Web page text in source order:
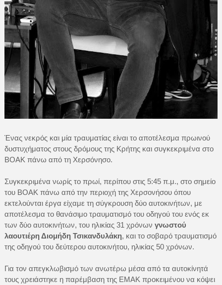
Ένας νεκρός και μία τραυματίας είναι το αποτέλεσμα πρωινού
δυστυχήματος στους δρόμους της Κρήτης και συγκεκριμένα στο
ΒΟΑΚ πάνω από τη Χερσόνησο.
Συγκεκριμένα νωρίς το πρωί, περίπου στις 5:45 π.μ., στο σημείο
του ΒΟΑΚ πάνω από την περιοχή της Χερσονήσου όπου
εκτελούνται έργα είχαμε τη σύγκρουση δύο αυτοκινήτων, με
αποτέλεσμα το θανάσιμο τραυματισμό του οδηγού του ενός εκ
των δύο αυτοκινήτων, του ηλικίας 31 χρόνων γνωστού
λαουτιέρη Διομήδη Τσικανδυλάκη, και το σοβαρό τραυματισμό
της οδηγού του δεύτερου αυτοκινήτου, ηλικίας 50 χρόνων.
Για τον απεγκλωβισμό των ανωτέρω μέσα από τα αυτοκίνητά
τους χρειάστηκε η παρέμβαση της ΕΜΑΚ προκειμένου να κόψει